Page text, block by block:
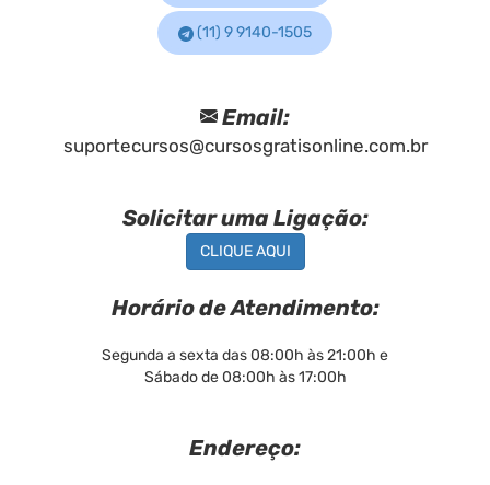
(11) 9 9140-1505
Email:
suportecursos@cursosgratisonline.com.br
Solicitar uma Ligação:
CLIQUE AQUI
Horário de Atendimento:
Segunda a sexta das 08:00h às 21:00h e
Sábado de 08:00h às 17:00h
Endereço: